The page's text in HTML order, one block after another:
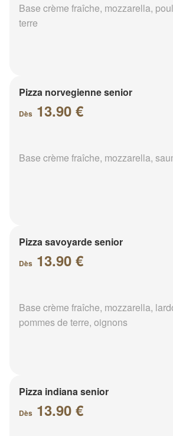
Base crème fraîche, mozzarella,
terre
Pizza norvegienne senior
Dès 13.90 €
Base crème fraîche, mozzarella,
Pizza savoyarde senior
Dès 13.90 €
Base crème fraîche, mozzarella,
pommes de terre, oignons
Pizza indiana senior
Dès 13.90 €